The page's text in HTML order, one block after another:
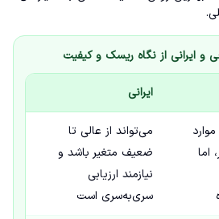
و ایرانی از نگاه ریسک و کیفیت
ایرانی
اما
می‌تواند از عالی تا
ضعیف متغیر باشد و
نیازمند ارزیابی
سری‌به‌سری است